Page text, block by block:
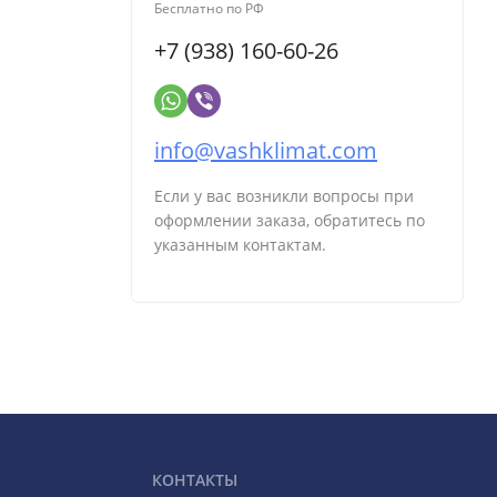
Бесплатно по РФ
+7 (938) 160-60-26
info@vashklimat.com
Если у вас возникли вопросы при
оформлении заказа, обратитесь по
указанным контактам.
КОНТАКТЫ